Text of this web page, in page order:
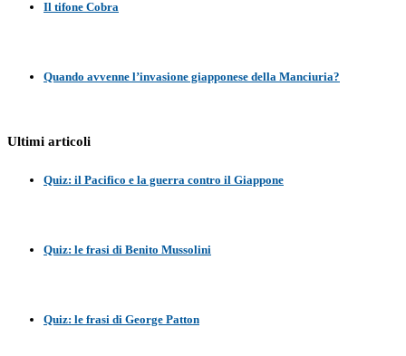
Il tifone Cobra
Quando avvenne l’invasione giapponese della Manciuria?
Ultimi articoli
Quiz: il Pacifico e la guerra contro il Giappone
Quiz: le frasi di Benito Mussolini
Quiz: le frasi di George Patton